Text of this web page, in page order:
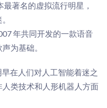
最著名的虚拟流行明星，
年共同开发的一款语音
为基础。
在人们对人工智能着迷之
类技术和人形机器人方面